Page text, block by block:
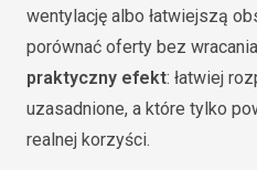
wentylację albo łatwiejszą
porównać oferty bez
praktyczny efekt: łatwiej
uzasadnione, a które tylko
realnej korzyści.